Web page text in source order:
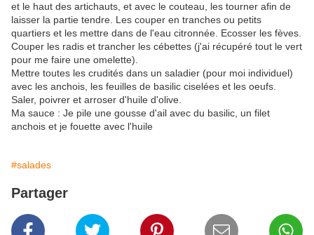
et le haut des artichauts, et avec le couteau, les tourner afin de
laisser la partie tendre. Les couper en tranches ou petits
quartiers et les mettre dans de l'eau citronnée. Ecosser les fèves.
Couper les radis et trancher les cébettes (j'ai récupéré tout le vert
pour me faire une omelette).
Mettre toutes les crudités dans un saladier (pour moi individuel)
avec les anchois, les feuilles de basilic ciselées et les oeufs.
Saler, poivrer et arroser d'huile d'olive.
Ma sauce : Je pile une gousse d'ail avec du basilic, un filet
anchois et je fouette avec l'huile
#salades
Partager